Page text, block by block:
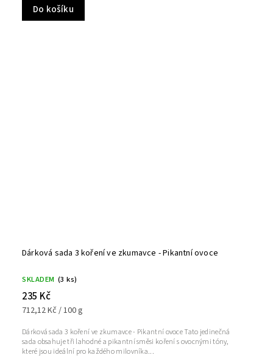
Do košíku
Dárková sada 3 koření ve zkumavce - Pikantní ovoce
SKLADEM (3 ks)
235 Kč
712,12 Kč / 100 g
Dárková sada 3 koření ve zkumavce - Pikantní ovoce Tato jedinečná
sada obsahuje tři lahodné a pikantní směsi koření s ovocnými tóny,
které jsou ideální pro každého milovníka...